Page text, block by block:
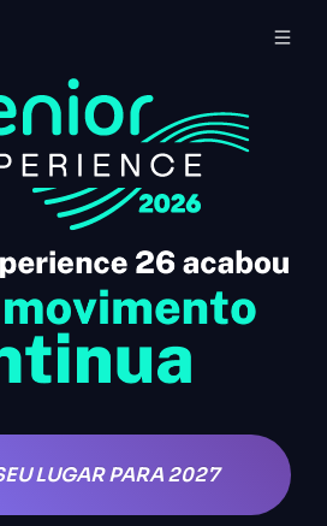
LUGAR PARA 2027